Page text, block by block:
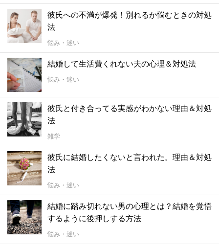
彼氏への不満が爆発！別れるか悩むときの対処
法
悩み・迷い
結婚して生活費くれない夫の心理＆対処法
悩み・迷い
彼氏と付き合ってる実感がわかない理由＆対処
法
雑学
彼氏に結婚したくないと言われた。理由＆対処
法
悩み・迷い
結婚に踏み切れない男の心理とは？結婚を覚悟
するように後押しする方法
悩み・迷い